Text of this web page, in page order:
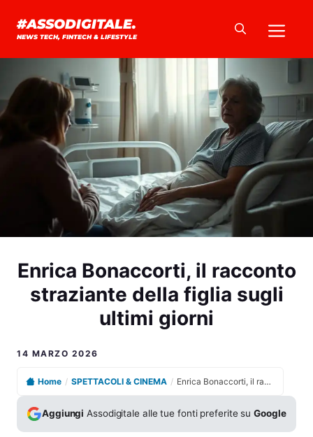
#ASSODIGITALE.
NEWS TECH, FINTECH & LIFESTYLE
Enrica Bonaccorti, il racconto
straziante della figlia sugli
ultimi giorni
14 MARZO 2026
Home / SPETTACOLI & CINEMA / Enrica Bonaccorti, il racconto straziante della figlia sugli ultimi giorni
Aggiungi Assodigitale alle tue fonti preferite suGoogle